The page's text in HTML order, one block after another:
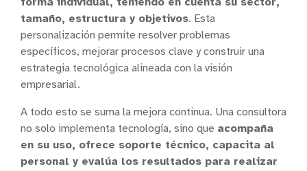
tamaño, estructura y objetivos. Esta
personalización permite resolver problemas
específicos, mejorar procesos clave y construir una
estrategia tecnológica alineada con la visión
empresarial.
A todo esto se suma la mejora continua. Una consultora
no solo implementa tecnología, sino que acompaña
en su uso, ofrece soporte técnico, capacita al
personal y evalúa los resultados para realizar